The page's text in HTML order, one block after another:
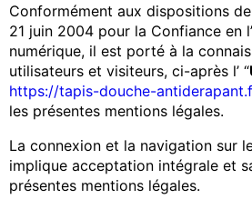
Conformément aux dispositions
21 juin 2004 pour la Confiance en
numérique, il est porté à la
utilisateurs et visiteurs, ci-après l’ “
https://tapis-douche-
les présentes mentions légales.
La connexion et la navigation sur
implique acceptation intégrale et
présentes mentions légales.